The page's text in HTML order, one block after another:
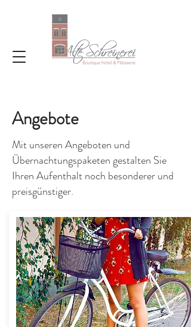
Angebote
Mit unseren Angeboten und
Übernachtungspaketen gestalten Sie
Ihren Aufenthalt noch besonderer und
preisgünstiger.